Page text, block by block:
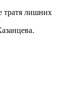
тратя лишних